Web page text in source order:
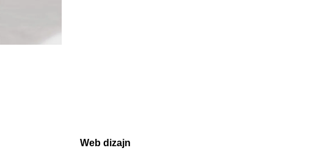
Web dizajn